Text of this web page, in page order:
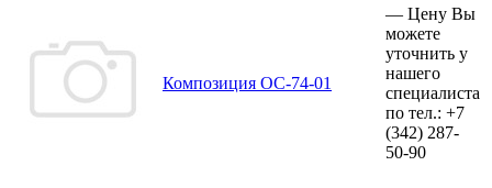
Композиция ОС-74-01
— Цену Вы
можете
уточнить у
нашего
специалиста
по тел.: +7
(342) 287-
50-90